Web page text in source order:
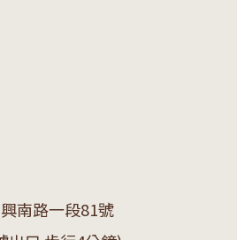
南路一段81號